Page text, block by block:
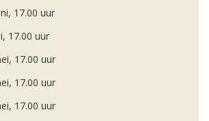
17.00 uur
17.00 uur
17.00 uur
17.00 uur
17.00 uur